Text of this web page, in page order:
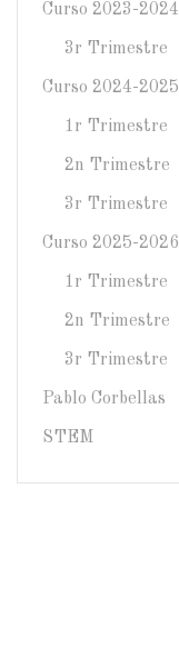
Curso 2023-2024
3r Trimestre
Curso 2024-2025
1r Trimestre
2n Trimestre
3r Trimestre
Curso 2025-2026
1r Trimestre
2n Trimestre
3r Trimestre
Pablo Corbellas
STEM